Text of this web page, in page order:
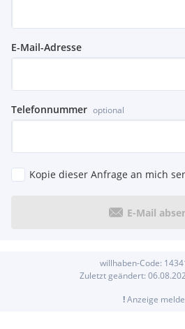
E-Mail-Adresse
Telefonnummer optional
Kopie dieser Anfrage an mich
E-Mail
willhaben-Code:
Zuletzt geändert:
!Anzeige